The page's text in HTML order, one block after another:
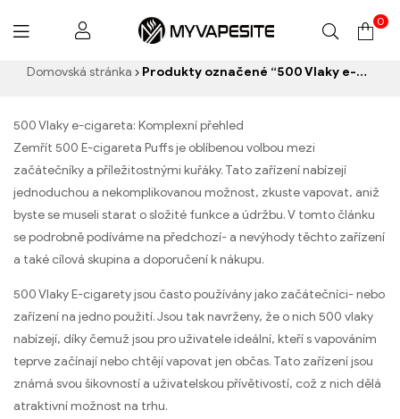
Myvapesite.de
0
Domovská stránka Produkty označené “500 Vlaky e-cigareta”
500 Vlaky e-cigareta: Komplexní přehled
Zemřít 500 E-cigareta Puffs je oblíbenou volbou mezi
začátečníky a příležitostnými kuřáky. Tato zařízení nabízejí
jednoduchou a nekomplikovanou možnost, zkuste vapovat, aniž
byste se museli starat o složité funkce a údržbu. V tomto článku
se podrobně podíváme na předchozí- a nevýhody těchto zařízení
a také cílová skupina a doporučení k nákupu.
500 Vlaky E-cigarety jsou často používány jako začátečníci- nebo
zařízení na jedno použití. Jsou tak navrženy, že o nich 500 vlaky
nabízejí, díky čemuž jsou pro uživatele ideální, kteří s vapováním
teprve začínají nebo chtějí vapovat jen občas. Tato zařízení jsou
známá svou šikovností a uživatelskou přívětivostí, což z nich dělá
atraktivní možnost na trhu.